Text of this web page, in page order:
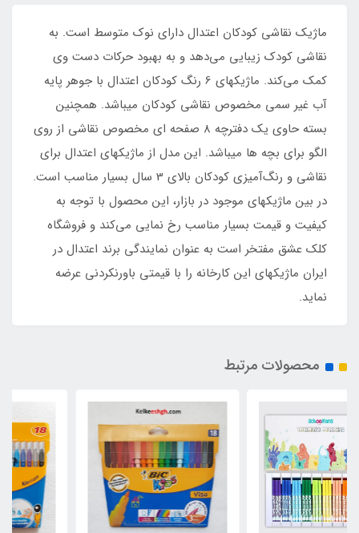
ماژیک نقاشی کودکان اعتدال دارای نوک متوسط است. به
نقاشی کودک زیبایی می‌دهد و به بهبود حرکات دست وی
کمک می‌کند. ماژیکهای 6 رنگ کودکان اعتدال با جوهر پایه
آب غیر سمی مخصوص نقاشی کودکان میباشد. همچنین
بسته حاوی یک دفترچه ۸ صفحه ای مخصوص نقاشی از روی
الگو برای بچه ها میباشد. این مدل از ماژیکهای اعتدال برای
نقاشی و رنگ‌آمیزی کودکان بالای 3 سال بسیار مناسب است.
در بین ماژیکهای موجود در بازار، این محصول با توجه به
کیفیت و قیمت بسیار مناسب رخ نمایی می‌کند و فروشگاه
کلک عشق مفتخر است به عنوان نمایندگی برند اعتدال در
ایران ماژیکهای این کارخانه را با قیمتی باورنکردنی عرضه
نماید.
محصولات مرتبط